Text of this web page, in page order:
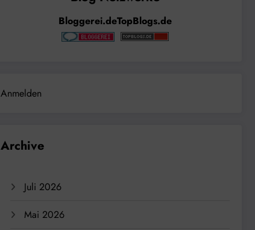
Bloggerei.deTopBlogs.de
Anmelden
Archive
Juli 2026
Mai 2026